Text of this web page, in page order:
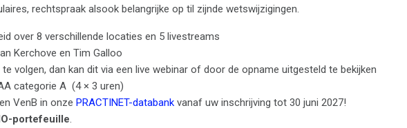
rechtspraak alsook belangrijke op til zijnde wetswijzigingen.
over 8 verschillende locaties en 5 livestreams
Kerchove en Tim Galloo
volgen, dan kan dit via een live webinar of door de opname uitgesteld te bekijken
categorie A (4 × 3 uren)
VenB in onze PRACTINET-databank vanaf uw inschrijving tot 30 juni 2027!
portefeuille.